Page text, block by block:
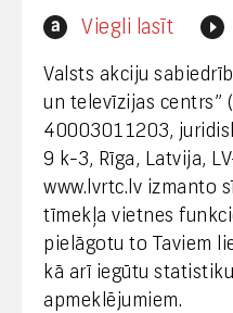
Viegli lasīt
Valsts akciju
un televīzijas centrs”
40003011203,
9 k-3, Rīga, Latvija,
www.lvrtc.lv izmanto
tīmekļa vietnes
pielāgotu to Taviem
kā arī iegūtu
apmeklējumiem.
Interneta vietnes
Klientu
+371 67108787
Medijiem